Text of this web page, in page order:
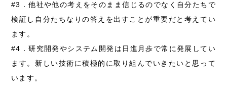
#3．他社や他の考えをそのまま信じるのでなく自分たちで
検証し自分たちなりの答えを出すことが重要だと考えてい
ます。
#4．研究開発やシステム開発は日進月歩で常に発展してい
ます。新しい技術に積極的に取り組んでいきたいと思って
います。